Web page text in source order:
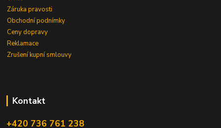
Záruka pravosti
Obchodní podnímky
Ceny dopravy
Reklamace
Zrušení kupní smlouvy
Kontakt
+420 736 761 238